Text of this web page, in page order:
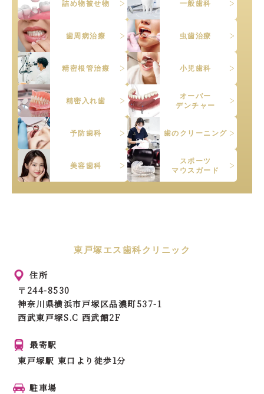
詰め物被せ物 一般歯科
歯周病治療 虫歯治療
精密根管治療 小児歯科
精密入れ歯
オーバー
デンチャー
予防歯科 歯のクリーニング
美容歯科
スポーツ
マウスガード
東戸塚エス歯科クリニック
住所
〒244-8530
神奈川県横浜市戸塚区品濃町537-1
西武東戸塚S.C 西武館2F
最寄駅
東戸塚駅 東口より徒歩1分
駐車場